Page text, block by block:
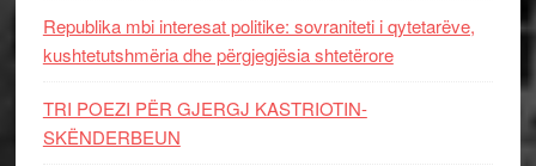
Republika mbi interesat politike: sovraniteti i qytetarëve,
kushtetutshmëria dhe përgjegjësia shtetërore
TRI POEZI PËR GJERGJ KASTRIOTIN-
SKËNDERBEUN